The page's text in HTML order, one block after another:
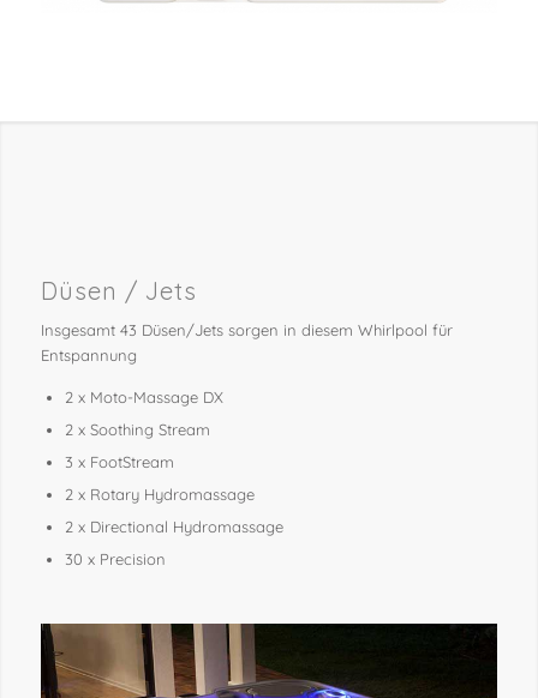
Düsen / Jets
Insgesamt 43 Düsen/Jets sorgen in diesem Whirlpool für
Entspannung
2 x Moto-Massage DX
2 x Soothing Stream
3 x FootStream
2 x Rotary Hydromassage
2 x Directional Hydromassage
30 x Precision